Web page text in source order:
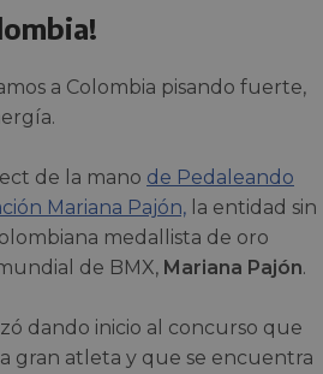
a Colombia pisando fuerte,
de la mano de Pedaleando
Mariana Pajón, la entidad sin
medallista de oro
de BMX, Mariana Pajón.
dando inicio al concurso que
gran atleta y que se encuentra